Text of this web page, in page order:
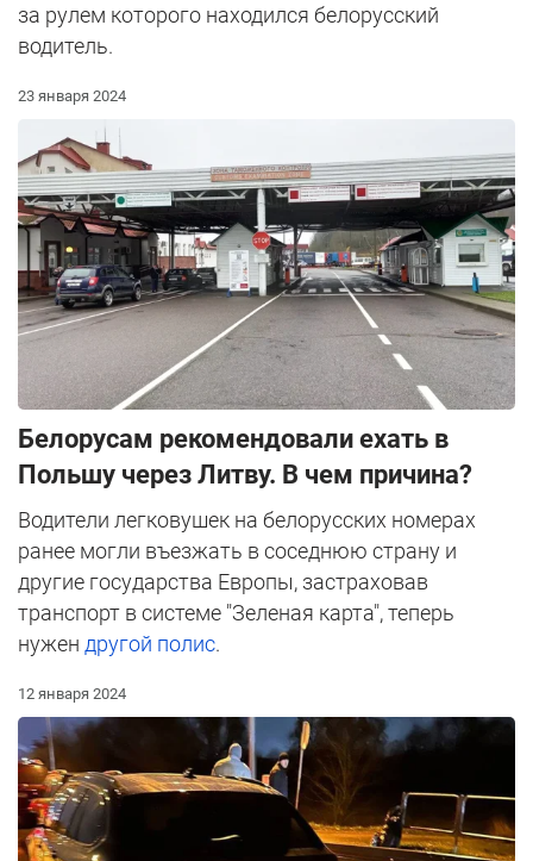
за рулем которого находился белорусский
водитель.
23 января 2024
Белорусам рекомендовали ехать в
Польшу через Литву. В чем причина?
Водители легковушек на белорусских номерах
ранее могли въезжать в соседнюю страну и
другие государства Европы, застраховав
транспорт в системе "Зеленая карта", теперь
нужен другой полис.
12 января 2024